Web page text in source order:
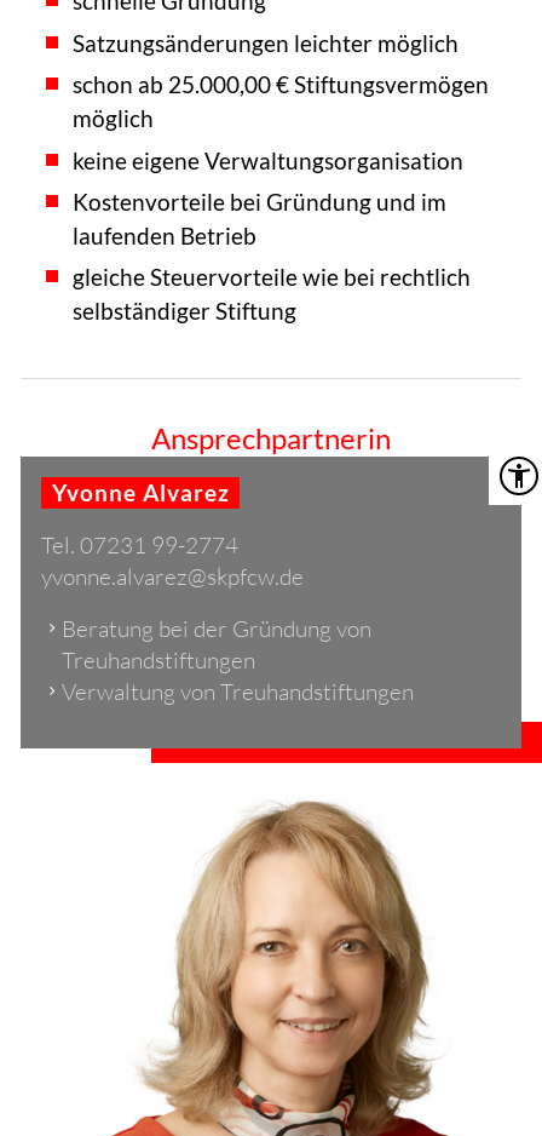
Satzungsänderungen leichter möglich
schon ab 25.000,00 € Stiftungsvermögen
möglich
keine eigene Verwaltungsorganisation
Kostenvorteile bei Gründung und im
laufenden Betrieb
gleiche Steuervorteile wie bei rechtlich
selbständiger Stiftung
Ansprechpartnerin
Yvonne Alvarez
Tel. 07231 99-2774
yv nn lv r z skpfcw d
Beratung bei der Gründung von
Treuhandstiftungen
Verwaltung von Treuhandstiftungen